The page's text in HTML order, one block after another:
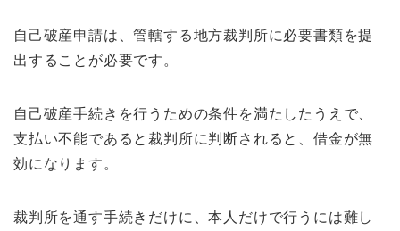
自己破産申請は、管轄する地方裁判所に必要書類を提
出することが必要です。
自己破産手続きを行うための条件を満たしたうえで、
支払い不能であると裁判所に判断されると、借金が無
効になります。
裁判所を通す手続きだけに、本人だけで行うには難し